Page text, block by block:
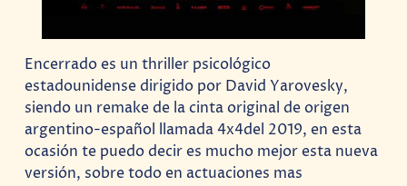
Encerrado es un thriller psicológico
estadounidense dirigido por David Yarovesky,
siendo un remake de la cinta original de origen
argentino-español llamada 4x4del 2019, en esta
ocasión te puedo decir es mucho mejor esta nueva
versión, sobre todo en actuaciones mas